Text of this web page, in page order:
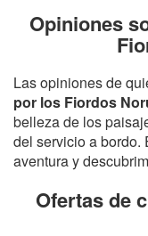
Opiniones
Las opiniones de
por los Fiordos
belleza de los
del servicio a bordo.
aventura y
Ofertas de